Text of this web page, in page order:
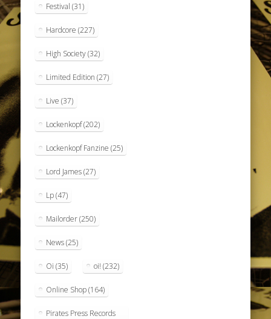
Festival (31)
Hardcore (227)
High Society(32)
Limited Edition (27)
Live (37)
Lockenkopf(202)
Lockenkopf Fanzine (25)
Lord James(27)
Lp(47)
Mailorder(250)
News(25)
Oi (35) oi! (232)
Online Shop(164)
Pirates Press Records